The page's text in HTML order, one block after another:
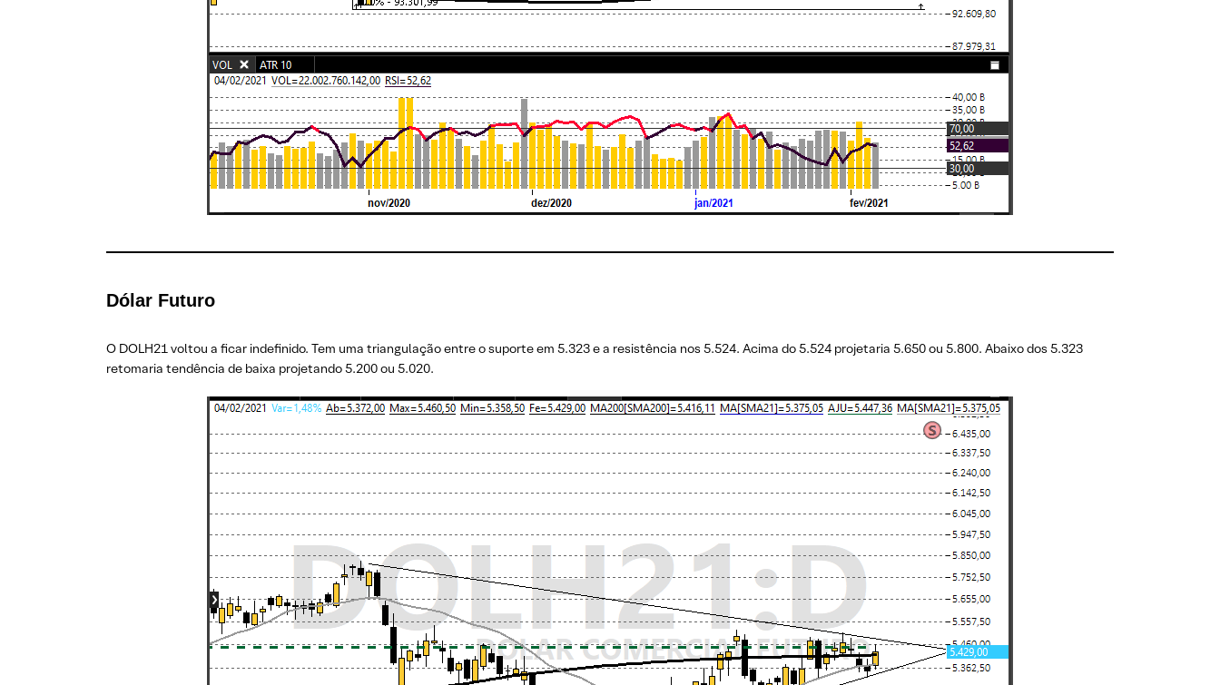
Dólar Futuro
O DOLH21 voltou a ficar indefinido. Tem uma triangulação entre o suporte em 5.323 e a resistência nos 5.524. Acima do 5.524 projetaria 5.650 ou 5.800. Abaixo dos 5.323
retomaria tendência de baixa projetando 5.200 ou 5.020.